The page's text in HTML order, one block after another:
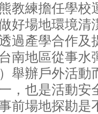
教練擔任學校
好場地環境清
過產學合作及
南地區從事水
舉辦戶外活動
，也是活動安
前場地探勘是